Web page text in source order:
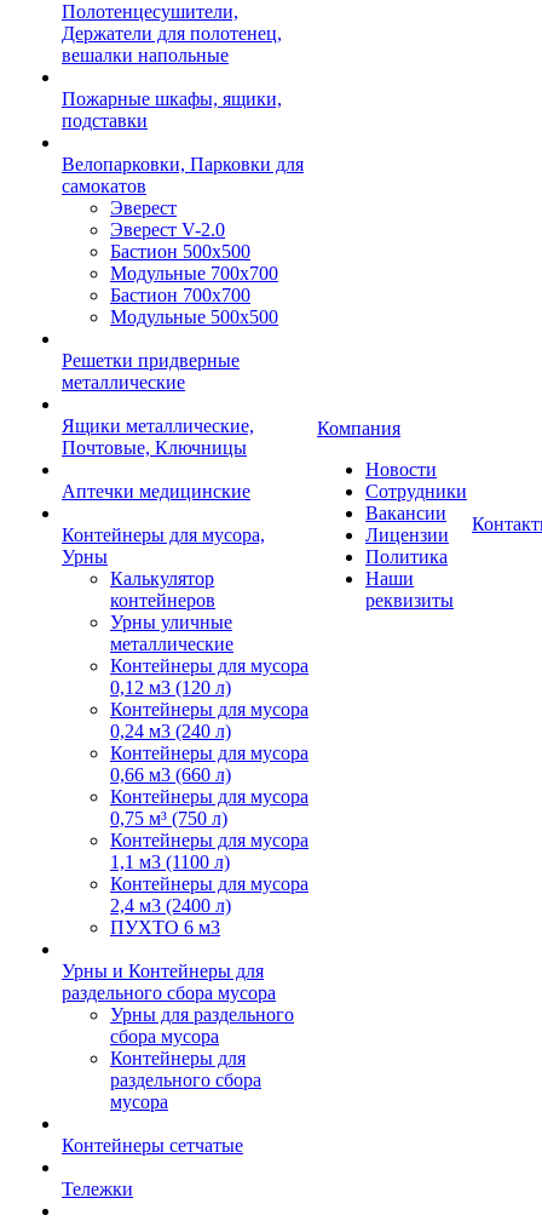
Полотенцесушители,
Держатели для полотенец,
вешалки напольные
Пожарные шкафы, ящики,
подставки
Велопарковки, Парковки для
самокатов
Эверест
Эверест V-2.0
Бастион 500х500
Модульные 700х700
Бастион 700х700
Модульные 500х500
Решетки придверные
металлические
Ящики металлические,
Почтовые, Ключницы
Аптечки медицинские
Контейнеры для мусора,
Урны
Калькулятор
контейнеров
Урны уличные
металлические
Контейнеры для мусора
0,12 м3 (120 л)
Контейнеры для мусора
0,24 м3 (240 л)
Контейнеры для мусора
0,66 м3 (660 л)
Контейнеры для мусора
0,75 м³ (750 л)
Контейнеры для мусора
1,1 м3 (1100 л)
Контейнеры для мусора
2,4 м3 (2400 л)
ПУХТО 6 м3
Урны и Контейнеры для
раздельного сбора мусора
Урны для раздельного
сбора мусора
Контейнеры для
раздельного сбора
мусора
Контейнеры сетчатые
Тележки
Компания
Новости
Сотрудники
Вакансии
Лицензии
Политика
Наши
реквизиты